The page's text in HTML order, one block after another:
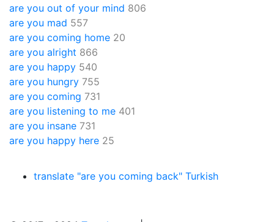
are you out of your mind 806
are you mad 557
are you coming home 20
are you alright 866
are you happy 540
are you hungry 755
are you coming 731
are you listening to me 401
are you insane 731
are you happy here 25
translate "are you coming back" Turkish